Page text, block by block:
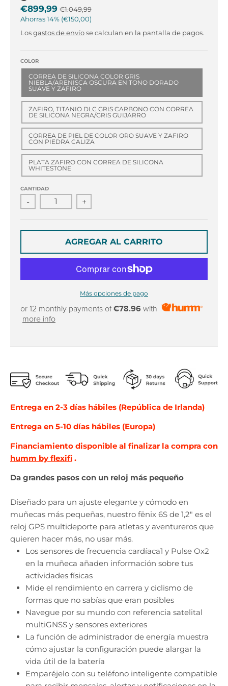
o
p
d
w
n
_
l
a
b
e
l
o
p
d
n
_
l
a
b
e
l
€899,99 €1.049,99
Ahorras14% €150,00
Losgastos de envíose calculan en la pantalla de pagos.
COLOR
CORREA DE SILICONA COLOR GRIS
NIEBLA/ARENISCA OSCURA EN TONO DORADO
SUAVE Y ZAFIRO
ZAFIRO, TITANIO DLC GRIS CARBONO CON CORREA
DE SILICONA NEGRA/GRIS GUIJARRO
CORREA DE PIEL DE COLOR ORO SUAVE Y ZAFIRO
CON PIEDRA CALIZA
PLATA ZAFIRO CON CORREA DE SILICONA
WHITESTONE
CANTIDAD
- +
AGREGAR AL CARRITO
Más opciones de pago
or 12 monthly payments of€78.96 with
more info
Entrega en 2-3 días hábiles (República de Irlanda)
Entrega en 5-10 días hábiles (Europa)
Financiamiento disponible al finalizar la compra con
humm by flexifi .
Da grandes pasos con un reloj más pequeño
Diseñado para un ajuste elegante y cómodo en
muñecas más pequeñas, nuestro fēnix 6S de 1,2" es el
reloj GPS multideporte para atletas y aventureros que
quieren hacer más, no usar más.
Los sensores de frecuencia cardíaca1 y Pulse Ox2
en la muñeca añaden información sobre tus
actividades físicas
Mide el rendimiento en carrera y ciclismo de
formas que no sabías que eran posibles
Navegue por su mundo con referencia satelital
multiGNSS y sensores exteriores
La función de administrador de energía muestra
cómo ajustar la configuración puede alargar la
vida útil de la batería
Emparéjelo con su teléfono inteligente compatible